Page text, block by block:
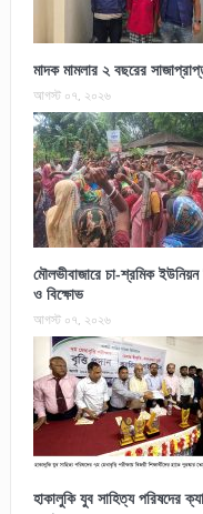
মাদক মামলার ২ বছরের
আগস্ট ০৭, ২০২৬
মৌলভীবাজারে চা-শ্রমিক ইউনিয়ন
ও বিক্ষোভ
আগস্ট ০৭, ২০২৬
হাকালুকি যুব সাহিত্য পরিষদের